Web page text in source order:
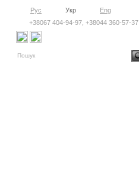
Рус Укр
Eng
+38067 404-94-97, +38044 360-57-37